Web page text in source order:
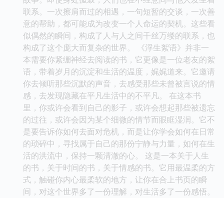
联系。一次擦肩而过的相遇，一句短暂的交谈，一次善
意的帮助，都可能成为改变一个人命运的契机。这些看
似偶然的瞬间，构成了人与人之间千丝万缕的联系，也
构成了这个庞大而复杂的世界。 《浮生絮语》并非一
本需要你紧绷神经去阅读的书，它更像是一位老友的絮
语，带着岁月的沉淀和生活的温度，娓娓道来。它邀请
你去倾听那些沉默的声音，去感受那些未曾被言说的情
感，去发现隐藏在平凡生活中的不平凡。 在这本书
里，你或许会看到自己的影子，或许会想起那些被遗忘
的过往，或许会因为某个细微的情节而眼眶湿润。它不
是要告诉你如何去面对危机，而是让你学会如何在日常
的琐碎中，寻找属于自己的那份宁静与力量，如何在生
活的洪流中，保持一颗清澈的心。 这是一本关于人生
的书，关于时间的书，关于情感的书。它用最温柔的方
式，触碰你内心最柔软的地方，让你在合上书页的瞬
间，对这个世界多了一份理解，对生活多了一份感悟。